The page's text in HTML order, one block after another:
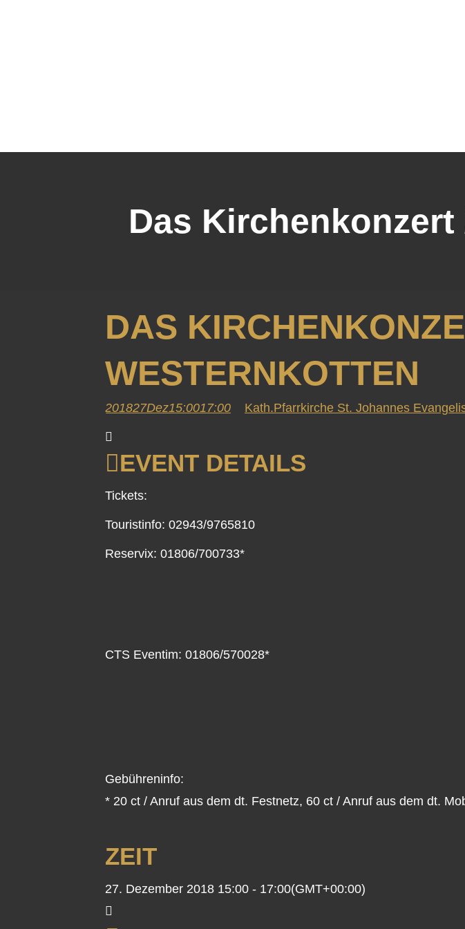
Das
DAS
WESTERNKOTTEN
201827Dez15:0017:00 Kath.Pfarrkirche St. Johannes
EVENT DETAILS
Tickets:
Touristinfo: 02943/9765810
Reservix: 01806/700733*
CTS Eventim: 01806/570028*
Gebühreninfo:
* 20 ct / Anruf aus dem dt. Festnetz, 60 ct / Anruf aus dem dt.
ZEIT
27. Dezember 2018 15:00 - 17:00(GMT+00:00)